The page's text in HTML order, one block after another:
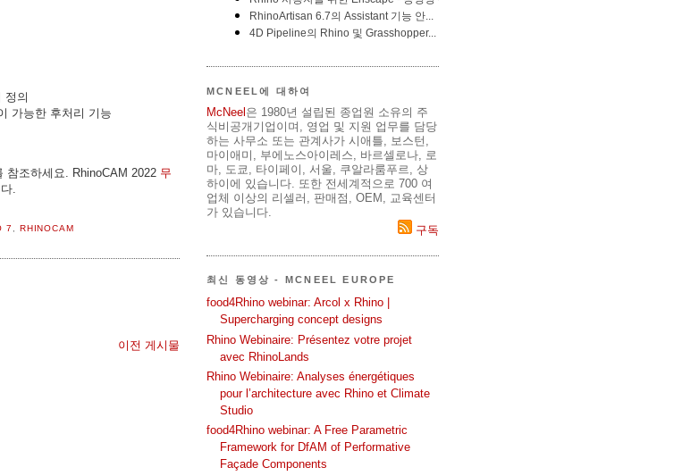
정의
가능한 후처리 기능
참조하세요. RhinoCAM 2022 무
.
7 , RHINOCAM
이전 게시물
MCNEEL에 대하여
McNeel 은 1980년 설립된 종업원 소유의 주
식비공개기업이며, 영업 및 지원 업무를 담당
하는 사무소 또는 관계사가 시애틀, 보스턴,
마이애미, 부에노스아이레스, 바르셀로나, 로
마, 도쿄, 타이페이, 서울, 쿠알라룸푸르, 상
하이에 있습니다. 또한 전세계적으로 700 여
업체 이상의 리셀러, 판매점, OEM, 교육센터
가 있습니다.
구독
최신 동영상 - MCNEEL EUROPE
food4Rhino webinar: Arcol x Rhino |
Supercharging concept designs
Rhino Webinaire: Présentez votre projet
avec RhinoLands
Rhino Webinaire: Analyses énergétiques
pour l’architecture avec Rhino et Climate
Studio
food4Rhino webinar: A Free Parametric
Framework for DfAM of Performative
Façade Components